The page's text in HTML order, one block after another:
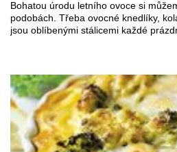
Bohatou úrodu letního ovoce si
podobách. Třeba ovocné knedlíky,
jsou oblíbenými stálicemi každé